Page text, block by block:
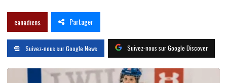
canadiens Partager
Suivez-nous sur Google News Suivez-nous sur Google Discover